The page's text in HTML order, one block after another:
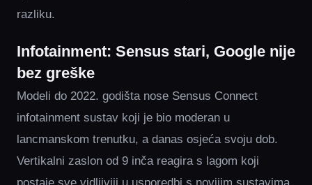
razliku.
Infotainment: Sensus stari, Google nije
bez greške
Modeli do 2022. godišta nose Sensus Connect
infotainment sustav koji je bio moderan u
lancmanskom trenutku, a danas osjeća svoju dob.
Vertikalni zaslon od 9 inča reagira s lagom koji